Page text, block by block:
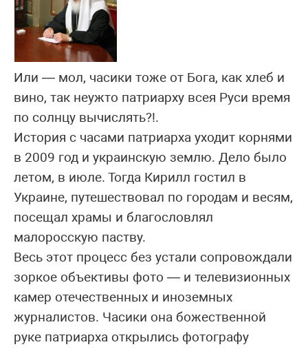
Или — мол, часики тоже от Бога, как хлеб и
вино, так неужто патриарху всея Руси время
по солнцу вычислять?!.
История с часами патриарха уходит корнями
в 2009 год и украинскую землю. Дело было
летом, в июле. Тогда Кирилл гостил в
Украине, путешествовал по городам и весям,
посещал храмы и благословлял
малоросскую паству.
Весь этот процесс без устали сопровождали
зоркое объективы фото — и телевизионных
камер отечественных и иноземных
журналистов. Часики она божественной
руке патриарха открылись фотографу